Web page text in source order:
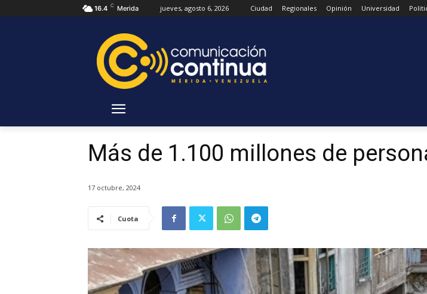
16.4 C Merida jueves, agosto 6, 2026 Ciudad Regionales Opinión Universidad
Más de 1.100 millones de
17 octubre, 2024
Cuota